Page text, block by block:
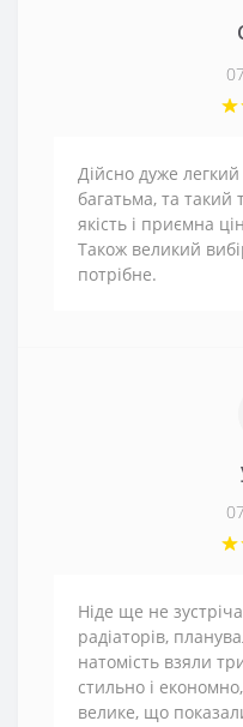
Дійсно дуже
багатьма, та
якість і приємна
Також великий
потрібне.
Ніде ще не
радіаторів,
натомість взяли
стильно і
велике, що